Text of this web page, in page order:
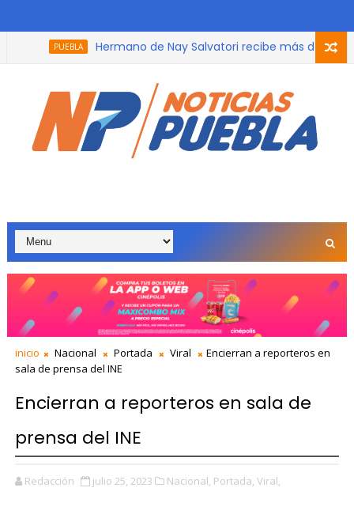
PUEBLA Hermano de Nay Salvatori recibe más de 865 mil
inicio Nacional Portada Viral
Encierran a reporteros en
sala de prensa del INE
Encierran a reporteros en sala de
prensa del INE
Redacción julio 25, 2023 Nacional, Portada, Viral,